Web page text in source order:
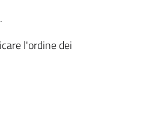
l'ordine dei